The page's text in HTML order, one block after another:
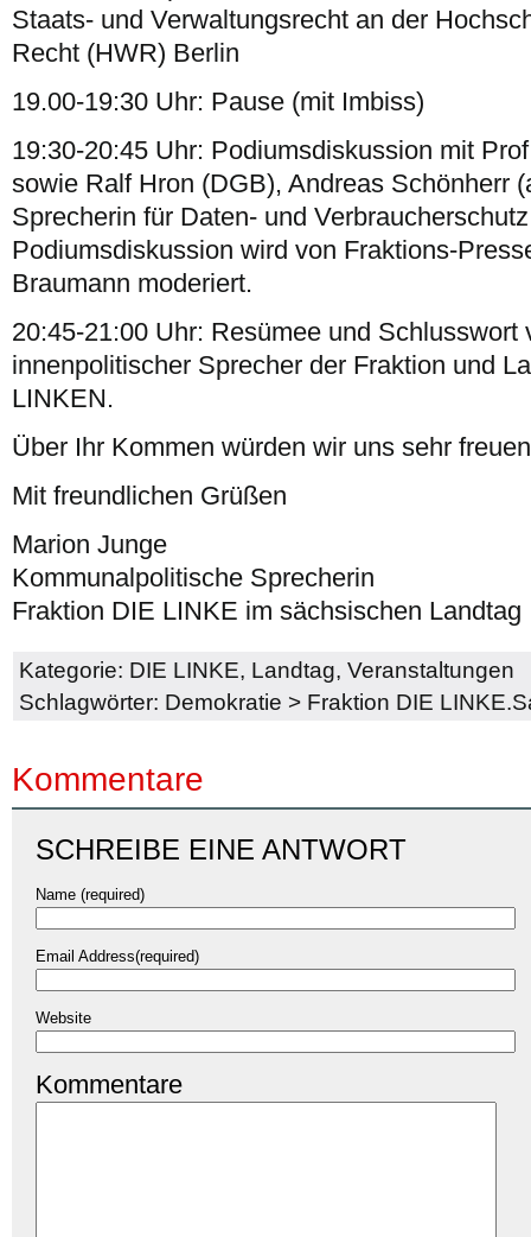
Staats- und Verwaltungsrecht an der
Recht (HWR) Berlin
19.00-19:30 Uhr: Pause (mit Imbiss)
19:30-20:45 Uhr: Podiumsdiskussion mit
sowie Ralf Hron (DGB), Andreas Schönherr
Sprecherin für Daten- und
Podiumsdiskussion wird von Fraktions-
Braumann moderiert.
20:45-21:00 Uhr: Resümee und Schlusswort
innenpolitischer Sprecher der Fraktion und
LINKEN.
Über Ihr Kommen würden wir uns sehr
Mit freundlichen Grüßen
Marion Junge
Kommunalpolitische Sprecherin
Fraktion DIE LINKE im sächsischen Landtag
Kategorie: DIE LINKE, Landtag, Veranstaltungen
Schlagwörter: Demokratie > Fraktion DIE
Kommentare
SCHREIBE EINE ANTWORT
Name (required)
Email Address(required)
Website
Kommentare